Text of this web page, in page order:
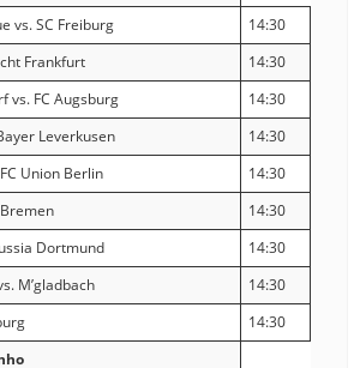
vs. SC Freiburg
14:30
Frankfurt
14:30
vs. FC Augsburg
14:30
Leverkusen
14:30
Union Berlin
14:30
14:30
Dortmund
14:30
M’gladbach
14:30
14:30